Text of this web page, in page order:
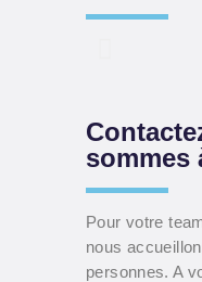
sommes
Pour votre
nous
personnes. A